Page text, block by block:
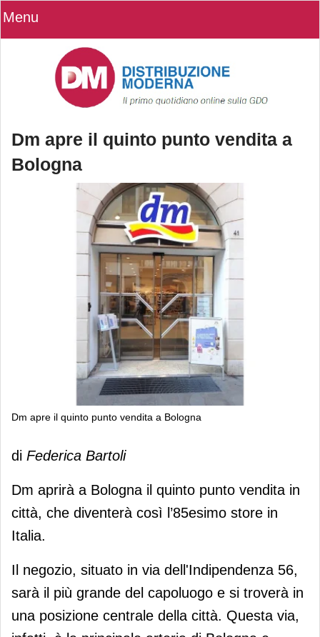
Menu
Dm apre il quinto punto vendita a
Bologna
Dm apre il quinto punto vendita a Bologna
Dm apre il quinto punto vendita a
Bologna
di Federica Bartoli
Dm aprirà a Bologna il quinto punto vendita in
città, che diventerà così l’85esimo store in
Italia.
Il negozio, situato in via dell'Indipendenza 56,
sarà il più grande del capoluogo e si troverà in
una posizione centrale della città. Questa via,